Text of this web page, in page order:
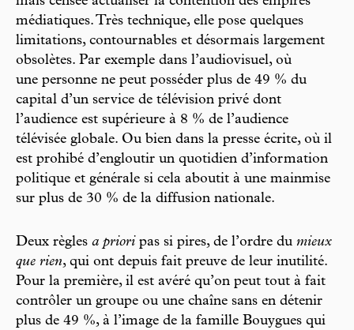
médiatiques. Très technique, elle pose quelques
limitations, contournables et désormais largement
obsolètes. Par exemple dans l’audiovisuel, où
une personne ne peut posséder plus de 49 % du
capital d’un service de télévision privé dont
l’audience est supérieure à 8 % de l’audience
télévisée globale. Ou bien dans la presse écrite, où il
est prohibé d’engloutir un quotidien d’information
politique et générale si cela aboutit à une mainmise
sur plus de 30 % de la diffusion nationale.
Deux règles a priori pas si pires, de l’ordre du mieux
que rien, qui ont depuis fait preuve de leur inutilité.
Pour la première, il est avéré qu’on peut tout à fait
contrôler un groupe ou une chaîne sans en détenir
plus de 49 %, à l’image de la famille Bouygues qui